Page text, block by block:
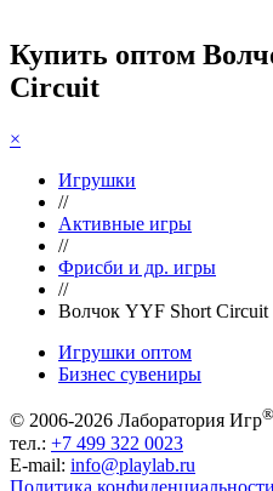
Купить оптом
Circuit
×
Игрушки
//
Активные игры
//
Фрисби и др. игры
//
Волчок YYF Short Circuit
Игрушки оптом
Бизнес сувениры
© 2006-2026 Лаборатория Игр®
тел.: +7 499 322 0023
E-mail: info@playlab.ru
Политика конфиденциальности